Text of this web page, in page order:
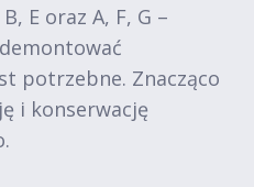
E oraz A, F, G –
potrzebne. Znacząco
i konserwację